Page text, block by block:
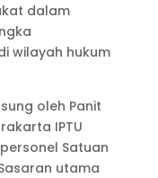
dalam
wilayah hukum
oleh Panit
IPTU
Satuan
utama